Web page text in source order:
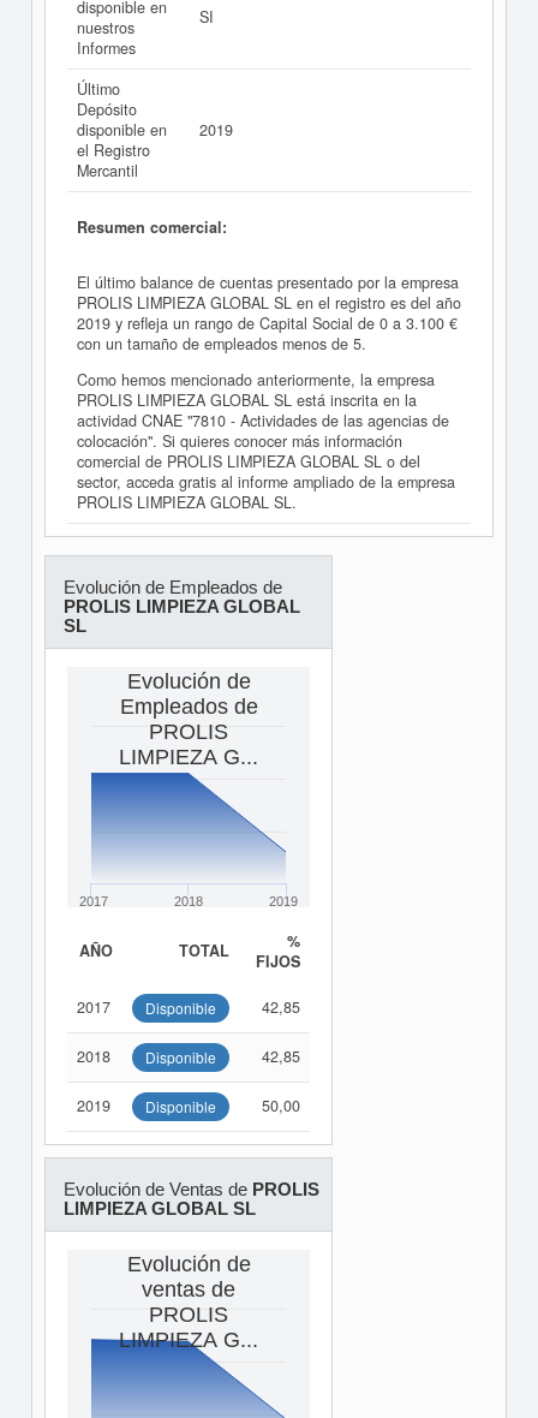
disponible en
nuestros
Informes
SI
Último
Depósito
disponible en
el Registro
Mercantil
2019
Resumen comercial:
El último balance de cuentas presentado por la empresa
PROLIS LIMPIEZA GLOBAL SL en el registro es del año
2019 y refleja un rango de Capital Social de 0 a 3.100 €
con un tamaño de empleados menos de 5.
Como hemos mencionado anteriormente, la empresa
PROLIS LIMPIEZA GLOBAL SL está inscrita en la
actividad CNAE "7810 - Actividades de las agencias de
colocación". Si quieres conocer más información
comercial de PROLIS LIMPIEZA GLOBAL SL o del
sector, acceda gratis al informe ampliado de la empresa
PROLIS LIMPIEZA GLOBAL SL.
Evolución de Empleados de
PROLIS LIMPIEZA GLOBAL
SL
Evolución de
Empleados de
PROLIS
LIMPIEZA G...
2017 2018 2019
AÑO TOTAL
%
FIJOS
2017 Disponible 42,85
2018 Disponible 42,85
2019 Disponible 50,00
Evolución de Ventas de PROLIS
LIMPIEZA GLOBAL SL
Evolución de
ventas de
PROLIS
LIMPIEZA G...